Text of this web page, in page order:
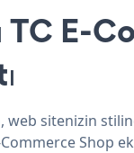
E-
sitenizin
Shop